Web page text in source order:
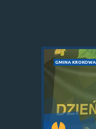
GMINA KROKOWA